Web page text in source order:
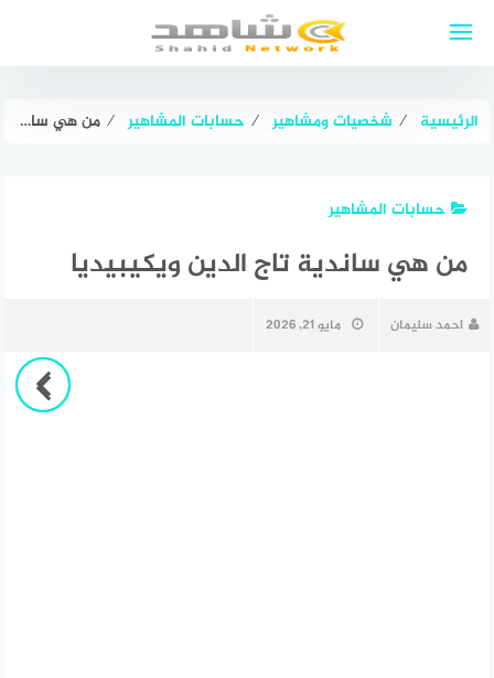
الرئيسية ⁄ شخصيات ومشاهير ⁄ حسابات المشاهير ⁄ من هي ساندية تاج الدين ويكيبيديا
حسابات المشاهير
من هي ساندية تاج الدين ويكيبيديا
احمد سليمان مايو 21, 2026